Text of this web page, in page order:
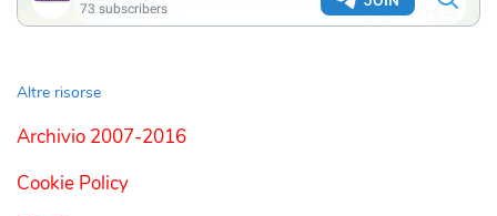
Altre risorse
Archivio 2007-2016
Cookie Policy